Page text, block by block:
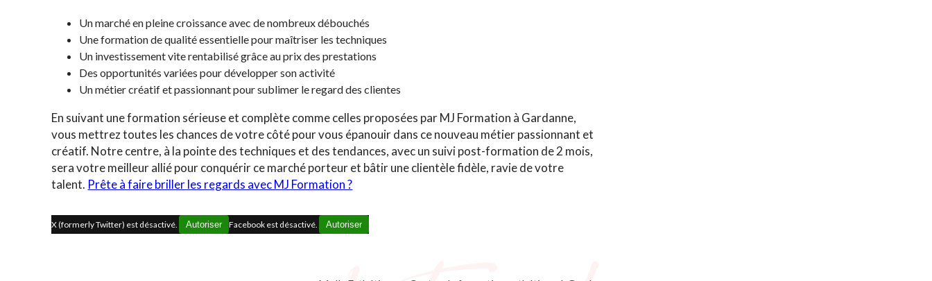
Un marché en pleine croissance avec de nombreux débouchés
Une formation de qualité essentielle pour maîtriser les techniques
Un investissement vite rentabilisé grâce au prix des prestations
Des opportunités variées pour développer son activité
Un métier créatif et passionnant pour sublimer le regard des clientes
En suivant une formation sérieuse et complète comme celles proposées par MJ Formation à Gardanne,
vous mettrez toutes les chances de votre côté pour vous épanouir dans ce nouveau métier passionnant et
créatif. Notre centre, à la pointe des techniques et des tendances, avec un suivi post-formation de 2 mois,
sera votre meilleur allié pour conquérir ce marché porteur et bâtir une clientèle fidèle, ravie de votre
talent. Prête à faire briller les regards avec MJ Formation ?
X (formerly Twitter) est désactivé. Autoriser Facebook est désactivé. Autoriser